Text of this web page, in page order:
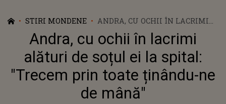
STIRI MONDENE
ANDRA, CU OCHII ÎN LACRIMI
ALĂTURI DE SOȚUL EI LA
SPITAL: "TRECEM PRIN TOATE
ȚINÂNDU-NE DE MÂNĂ"
Andra, cu ochii în lacrimi
alături de soțul ei la spital:
"Trecem prin toate ținându-ne
de mână"